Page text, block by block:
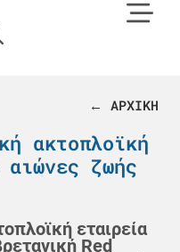
← ΑΡΧΙΚΗ
ακτοπλοϊκή
ζωής
εταιρεία
Red